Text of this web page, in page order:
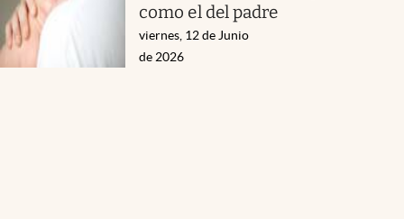
como el del padre
viernes, 12 de Junio
de 2026